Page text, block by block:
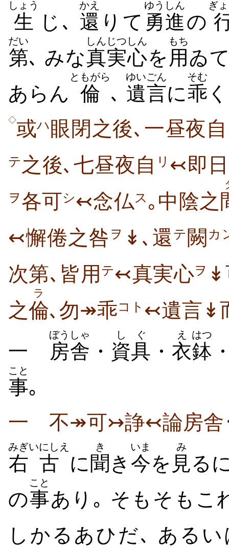
生
しょう
じ､ 還
かえ
りて 勇進
ゆうしん
の
ぎ
第
だい
､ みな真実
しんじつ
心
しん
を 用
もち
ゐ
あらん 倫
ともがら
､ 遺言
ゆいごん
に乖
そむ
◇或ハ 眼閉之後､一昼夜自
テ 之後､七昼夜自 リ ↢即
ヲ各可シ↢念仏ス ｡中陰之
↢懈倦之咎 ヲ ↡､還 テ 闕 カ
次第､皆用 テ↢真実心ヲ ↡
之倫
ラ
､勿↠乖コト ↢遺言↡
一 房舎
ぼうしゃ
・ 資具
しぐ
・ 衣
え
鉢
はつ
事
こと
｡
一 不↠可↣諍↢論房舎･
右
みぎ
古
いにしえ
に聞
き
き 今
いま
を 見
み
る
の事
こと
あり｡ そもそもこ
しかるあひだ､ あるい